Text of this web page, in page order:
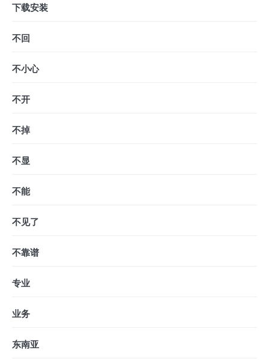
下载安装
不回
不小心
不开
不掉
不显
不能
不见了
不靠谱
专业
业务
东南亚